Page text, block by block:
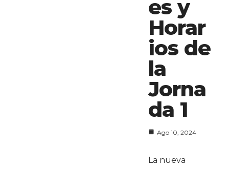
es y
Horar
ios de
la
Jorna
da 1
Ago 10, 2024
La nueva